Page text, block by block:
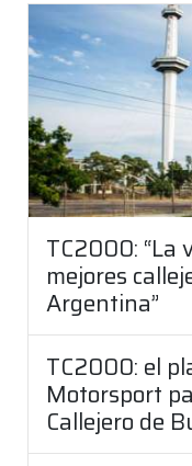
TC2000: “La
mejores
Argentina”
TC2000: el
Motorsport
Callejero de